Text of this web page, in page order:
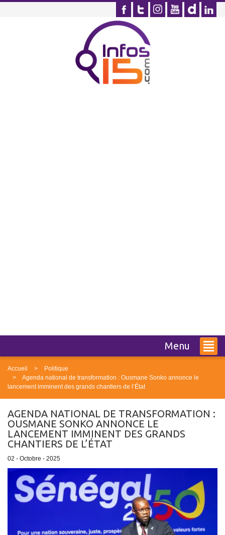
Menu
Accueil
Politique
Agenda national de transformation : Ousmane Sonko annonce le
lancement imminent des grands chantiers de l’État
AGENDA NATIONAL DE TRANSFORMATION :
OUSMANE SONKO ANNONCE LE
LANCEMENT IMMINENT DES GRANDS
CHANTIERS DE L’ÉTAT
02 - Octobre - 2025